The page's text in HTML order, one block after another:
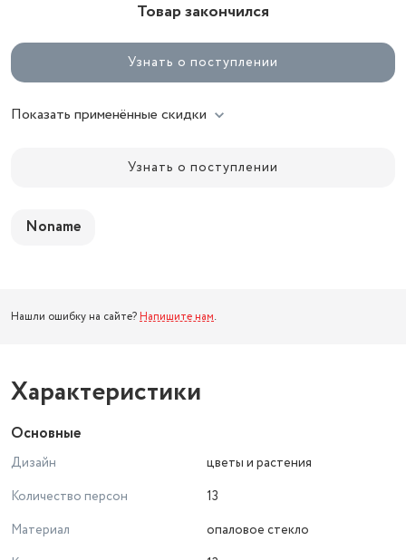
Товар закончился
Узнать о поступлении
Показать применённые скидки
Узнать о поступлении
Noname
Нашли ошибку на сайте? Напишите нам.
Характеристики
Основные
Дизайн
цветы и растения
Количество персон
13
Материал
опаловое стекло